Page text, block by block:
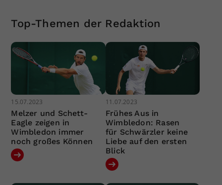
Top-Themen der Redaktion
15.07.2023
Melzer und Schett-
Eagle zeigen in
Wimbledon immer
noch großes Können
11.07.2023
Frühes Aus in
Wimbledon: Rasen
für Schwärzler keine
Liebe auf den ersten
Blick